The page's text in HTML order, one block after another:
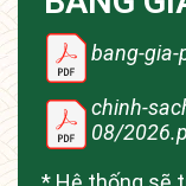
bang-
chinh-
08/